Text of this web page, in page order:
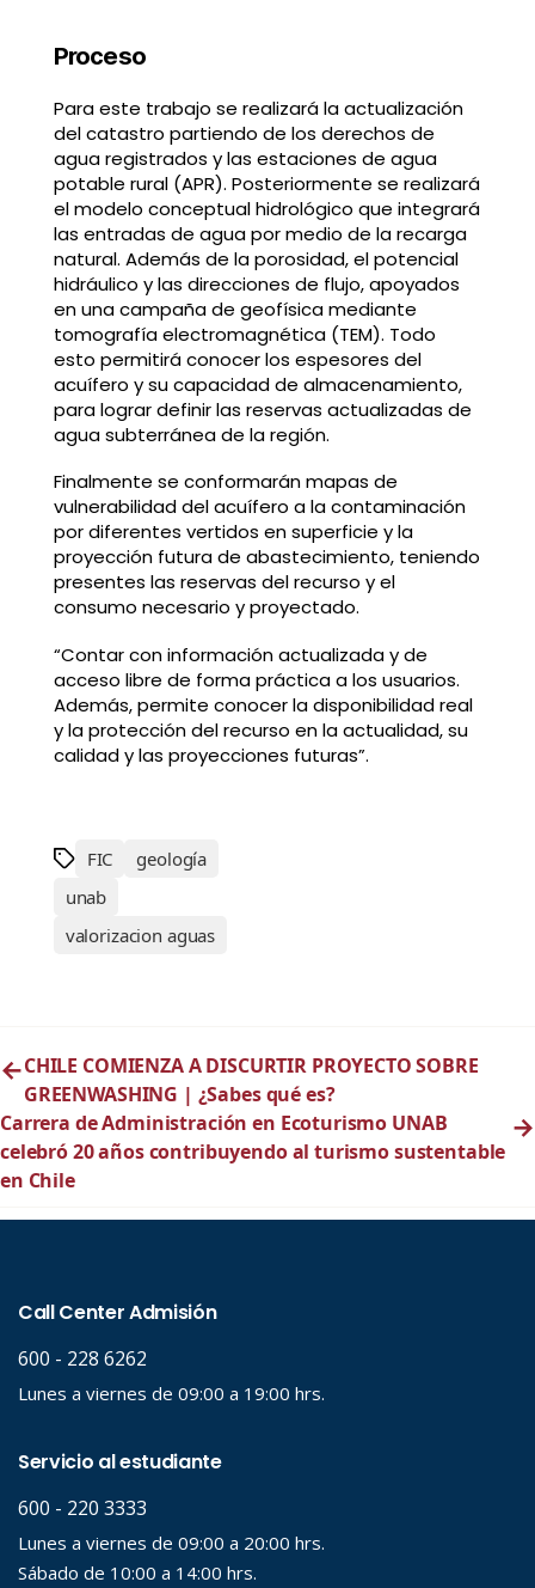
Proceso
Para este trabajo se realizará la actualización
del catastro partiendo de los derechos de
agua registrados y las estaciones de agua
potable rural (APR). Posteriormente se realizará
el modelo conceptual hidrológico que integrará
las entradas de agua por medio de la recarga
natural. Además de la porosidad, el potencial
hidráulico y las direcciones de flujo, apoyados
en una campaña de geofísica mediante
tomografía electromagnética (TEM). Todo
esto permitirá conocer los espesores del
acuífero y su capacidad de almacenamiento,
para lograr definir las reservas actualizadas de
agua subterránea de la región.
Finalmente se conformarán mapas de
vulnerabilidad del acuífero a la contaminación
por diferentes vertidos en superficie y la
proyección futura de abastecimiento, teniendo
presentes las reservas del recurso y el
consumo necesario y proyectado.
“Contar con información actualizada y de
acceso libre de forma práctica a los usuarios.
Además, permite conocer la disponibilidad real
y la protección del recurso en la actualidad, su
calidad y las proyecciones futuras”.
FIC
geología
unab
valorizacion aguas
←CHILE COMIENZA A DISCURTIR PROYECTO SOBRE
GREENWASHING | ¿Sabes qué es?
Carrera de Administración en Ecoturismo UNAB
celebró 20 años contribuyendo al turismo sustentable
en Chile
→